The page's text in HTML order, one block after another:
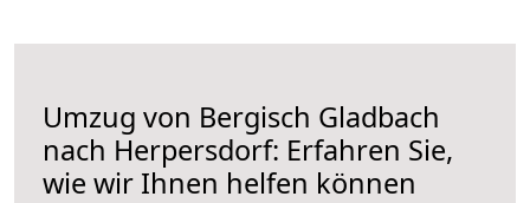
Umzug von Bergisch Gladbach
nach Herpersdorf: Erfahren Sie,
wie wir Ihnen helfen können